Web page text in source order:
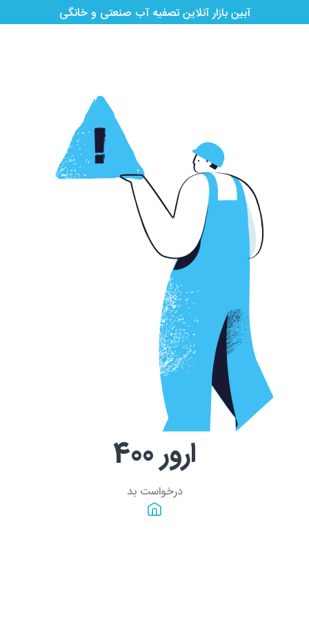
آبین بازار آنلاین تصفیه آب صنعتی و خانگی
ارور400
درخواست بد